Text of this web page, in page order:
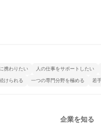
携わりたい 人の仕事をサポートしたい
けられる 一つの専門分野を極める 若
企業を知る